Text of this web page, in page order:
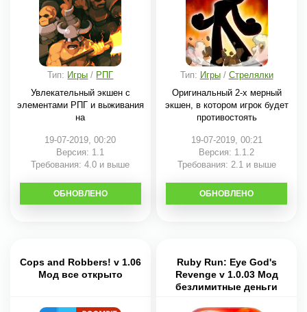
Тип: Игры / РПГ
Увлекательный экшен с
элементами РПГ и выживания
на
19-07-2019, 00:20
Версия: 1.1
Требования: 4.0 и выше
СКАЧАТЬ
ОБНОВЛЕНО
Тип: Игры/ Стрелялки
Оригинальный 2-х мерный
экшен, в котором игрок будет
противостоять
19-07-2019, 00:21
Версия: 1.1.2
Требования: 2.1 и выше
СКАЧАТЬ
ОБНОВЛЕНО
Cops and Robbers! v 1.06
Мод все открыто
Ruby Run: Eye God's
Revenge v 1.0.03 Мод
безлимитные деньги